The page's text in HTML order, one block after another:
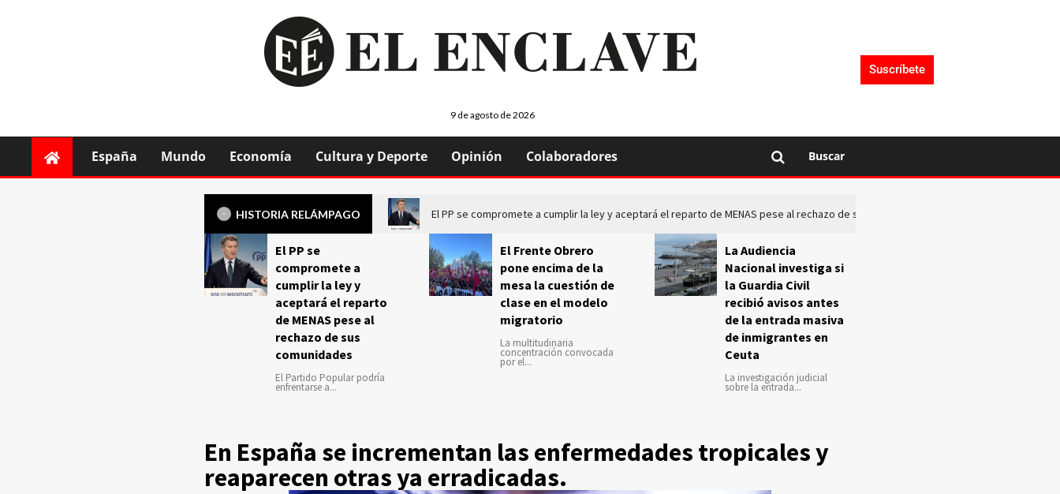
9 de agosto de 2026
Suscríbete
España Mundo Economía Cultura y Deporte Opinión Colaboradores Buscar
HISTORIA RELÁMPAGO El PP se compromete a cumplir la ley y aceptará el reparto de MENAS pese al rechazo de sus comunidades
El PP se
compromete a
cumplir la ley y
aceptará el reparto
de MENAS pese al
rechazo de sus
comunidades
El Partido Popular podría
enfrentarse a...
El Frente Obrero
pone encima de la
mesa la cuestión de
clase en el modelo
migratorio
La multitudinaria
concentración convocada
por el...
La Audiencia
Nacional investiga si
la Guardia Civil
recibió avisos antes
de la entrada masiva
de inmigrantes en
Ceuta
La investigación judicial
sobre la entrada...
En España se incrementan las enfermedades tropicales y
reaparecen otras ya erradicadas.